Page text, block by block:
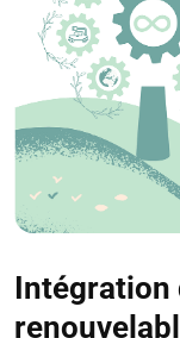
Intégration